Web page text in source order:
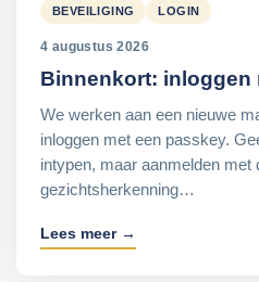
BEVEILIGING LOGIN
4 augustus 2026
Binnenkort: inloggen
We werken aan een nieuwe
inloggen met een passkey.
intypen, maar aanmelden met
gezichtsherkenning…
Lees meer →